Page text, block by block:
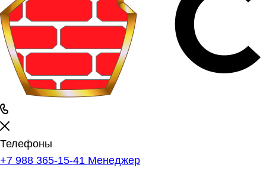
Телефоны
+7 988 365-15-41 Менеджер